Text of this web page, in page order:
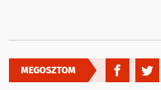
MEGOSZTOM